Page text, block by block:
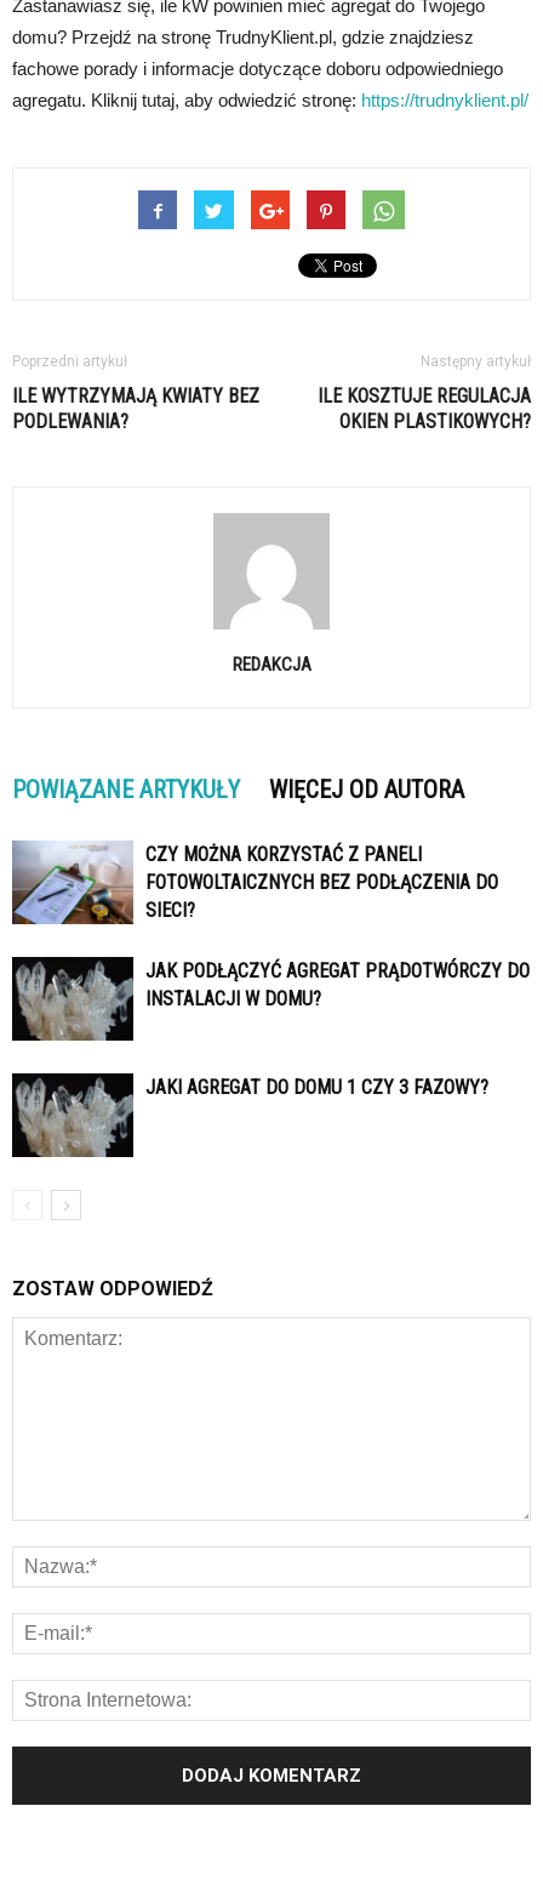
Zastanawiasz się, ile kW powinien mieć agregat do Twojego
domu? Przejdź na stronę TrudnyKlient.pl, gdzie znajdziesz
fachowe porady i informacje dotyczące doboru odpowiedniego
agregatu. Kliknij tutaj, aby odwiedzić stronę: https://trudnyklient.pl/
Poprzedni artykuł
ILE WYTRZYMAJĄ KWIATY BEZ
PODLEWANIA?
Następny artykuł
ILE KOSZTUJE REGULACJA
OKIEN PLASTIKOWYCH?
REDAKCJA
POWIĄZANE ARTYKUŁY WIĘCEJ OD AUTORA
CZY MOŻNA KORZYSTAĆ Z PANELI
FOTOWOLTAICZNYCH BEZ PODŁĄCZENIA DO
SIECI?
JAK PODŁĄCZYĆ AGREGAT PRĄDOTWÓRCZY DO
INSTALACJI W DOMU?
JAKI AGREGAT DO DOMU 1 CZY 3 FAZOWY?
ZOSTAW ODPOWIEDŹ